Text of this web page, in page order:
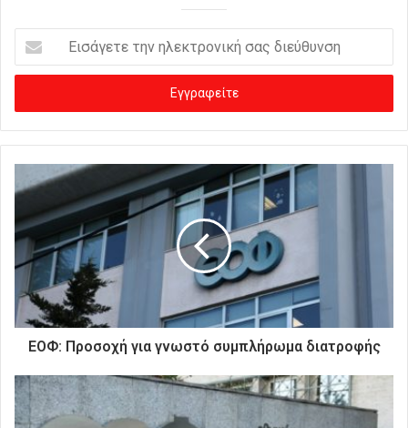
σ
γ
ε
τ
ν
η
λ
κ
τ
ν
ι
κ
ΕΟΦ: Προσοχή για γνωστό συμπλήρωμα διατροφής